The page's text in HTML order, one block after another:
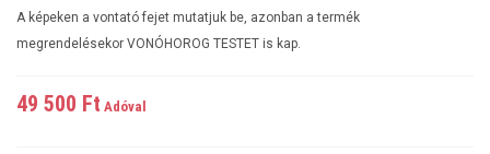
A képeken a vontató fejet mutatjuk be, azonban a termék
megrendelésekor VONÓHOROG TESTET is kap.
49 500 Ft‎ Adóval